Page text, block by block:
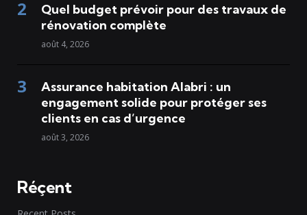
Quel budget prévoir pour des travaux de
rénovation complète
août 4, 2026
Assurance habitation Alabri : un
engagement solide pour protéger ses
clients en cas d’urgence
août 3, 2026
Réçent